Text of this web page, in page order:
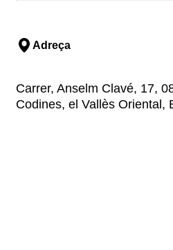
Adreça
Carrer, Anselm Clavé, 17,
Codines, el Vallès Oriental,